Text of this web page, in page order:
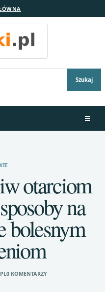
Szukaj
☰
otarciom
na
bolesnym
0 KOMENTARZY